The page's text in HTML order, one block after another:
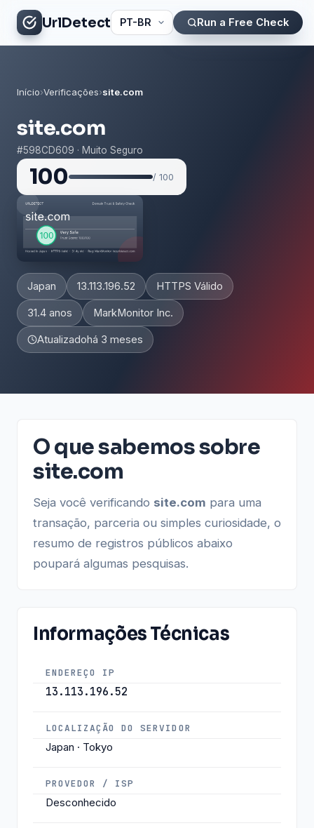
UrlDetect Run a Free Check
Início›Verificações›site.com
site.com
#598CD609 · Muito Seguro
100 / 100
Japan 13.113.196.52 HTTPS Válido
31.4 anos MarkMonitor Inc.
Atualizadohá 3 meses
O que sabemos sobre
site.com
Seja você verificando site.com para uma
transação, parceria ou simples curiosidade, o
resumo de registros públicos abaixo
poupará algumas pesquisas.
Informações Técnicas
ENDEREÇO IP
13.113.196.52
LOCALIZAÇÃO DO SERVIDOR
Japan · Tokyo
PROVEDOR / ISP
Desconhecido